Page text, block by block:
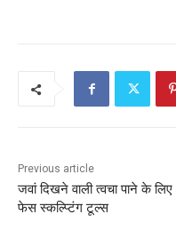
Previous article
जवां दिखने वाली त्वचा पाने के
फेस स्कल्प्टिंग टूल्स